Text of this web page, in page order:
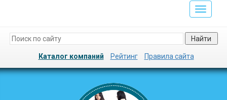
Toggle
Найти
Каталог компаний Рейтинг Правила сайта